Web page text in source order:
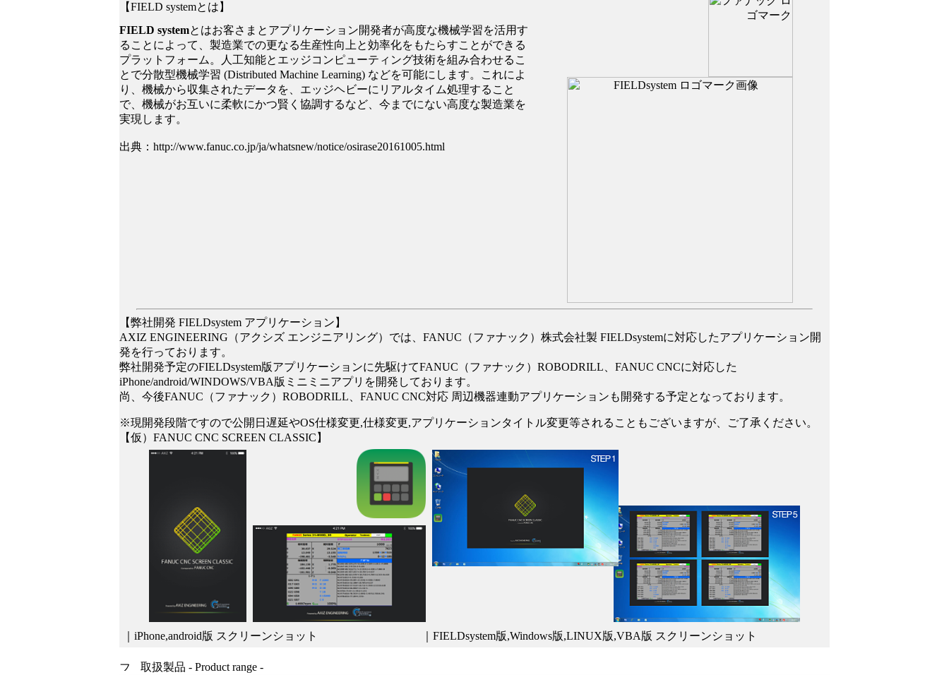
【FIELD systemとは】
FIELD systemとはお客さまとアプリケーション開発者が高度な機械学習を活用す
ることによって、製造業での更なる生産性向上と効率化をもたらすことができる
プラットフォーム。人工知能とエッジコンピューティング技術を組み合わせるこ
とで分散型機械学習 (Distributed Machine Learning) などを可能にします。これによ
り、機械から収集されたデータを、エッジヘビーにリアルタイム処理すること
で、機械がお互いに柔軟にかつ賢く協調するなど、今までにない高度な製造業を
実現します。
出典：http://www.fanuc.co.jp/ja/whatsnew/notice/osirase20161005.html
【弊社開発 FIELDsystem アプリケーション】
AXIZ ENGINEERING（アクシズ エンジニアリング）では、FANUC（ファナック）株式会社製 FIELDsystemに対応したアプリケーション開
発を行っております。
弊社開発予定のFIELDsystem版アプリケーションに先駆けてFANUC（ファナック）ROBODRILL、FANUC CNCに対応した
iPhone/android/WINDOWS/VBA版ミニミニアプリを開発しております。
尚、今後FANUC（ファナック）ROBODRILL、FANUC CNC対応 周辺機器連動アプリケーションも開発する予定となっております。
※現開発段階ですので公開日遅延やOS仕様変更,仕様変更,アプリケーションタイトル変更等されることもございますが、ご了承ください。
【仮）FANUC CNC SCREEN CLASSIC】
｜iPhone,android版 スクリーンショット ｜FIELDsystem版,Windows版,LINUX版,VBA版 スクリーンショット
取扱製品 - Product range -